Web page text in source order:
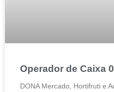
Operador de Caixa
DONA Mercado, Hortifruti e